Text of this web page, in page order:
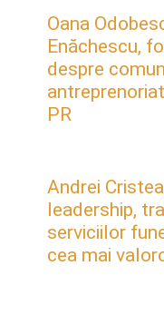
Oana
Enăchescu,
despre
PR
Andrei
leadership,
serviciilor
cea mai